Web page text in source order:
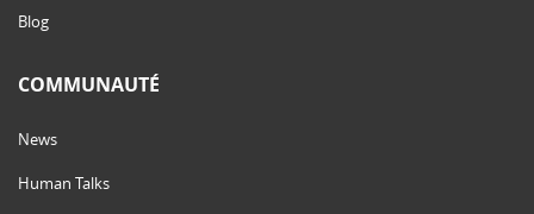
Blog
COMMUNAUTÉ
News
Human Talks